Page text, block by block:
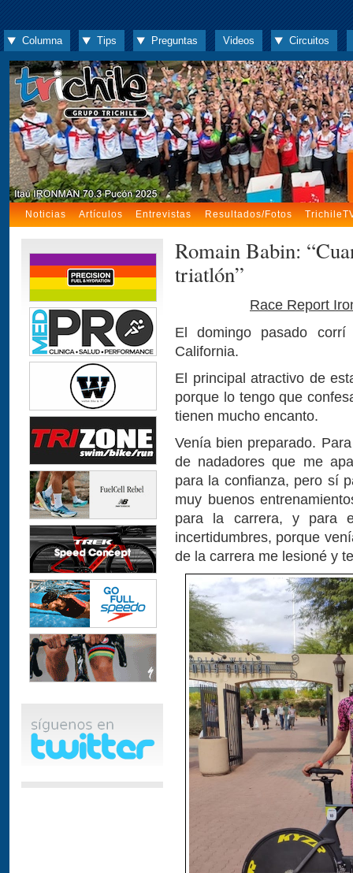
Columna Tips Preguntas Videos Circuitos
Noticias Artículos Entrevistas Resultados/Fotos
Romain Babin:
triatlón”
Race Report
El domingo pasado
California.
El principal atractivo de
porque lo tengo que
tienen mucho encanto.
Venía bien preparado.
de nadadores que me
para la confianza, pero sí
muy buenos
para la carrera, y para
incertidumbres, porque
de la carrera me lesioné y